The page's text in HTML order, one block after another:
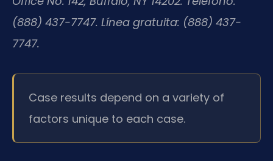
(888) 437-7747. Línea gratuita: (888) 437-
7747.
Case results depend on a variety of
factors unique to each case.